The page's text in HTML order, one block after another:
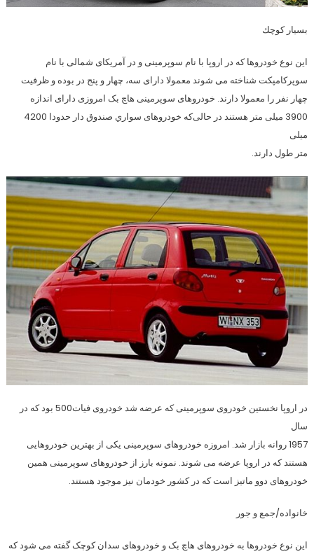
بسيار كوچك
این نوع خودروها که در اروپا با نام سوپرمینی و در آمریکای شمالی با نام
سوپرکامپکت شناخته می شوند معمولا دارای سه، چهار و پنج در بوده و ظرفیت
چهار نفر را معمولا دارند. خودروهای سوپرمینی هاچ بک امروزی دارای اندازه
3900 میلی متر هستند در حالی‌که خودروهای سواري صندوق دار حدودا 4200
میلی
متر طول دارند.
در اروپا نخستین خودروی سوپرمینی که عرضه شد خودروی فیات500 بود که در
سال
1957 روانه بازار شد. امروزه خودروهای سوپرمینی یکی از بهترین خودروهایی
هستند که در اروپا عرضه می شوند. نمونه بارز از خودروهای سوپرمینی همین
خودروهای دوو ماتیز است که در کشور خودمان نیز موجود هستند.
خانواده/جمع و جور
این نوع خودروها به خودروهای هاچ بک و خودروهای سدان کوچک گفته می شود که